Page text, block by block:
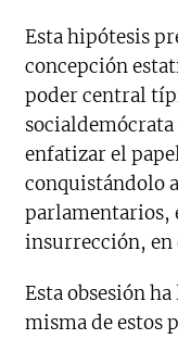
Esta hipótesis
concepción
poder central
enfatizar el
conquistándolo
parlamentarios,
insurrección, en
Esta obsesión
misma de estos